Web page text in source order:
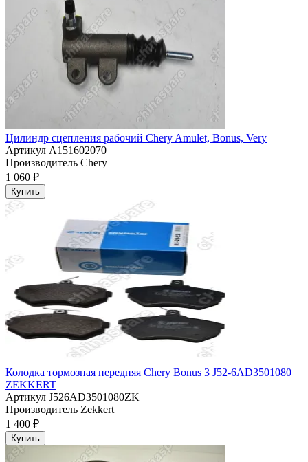
Цилиндр сцепления рабочий Chery Amulet, Bonus, Very
Артикул A151602070
Производитель Chery
1 060 ₽
Купить
Колодка тормозная передняя Chery Bonus 3 J52-6AD3501080
ZEKKERT
Артикул J526AD3501080ZK
Производитель Zekkert
1 400 ₽
Купить